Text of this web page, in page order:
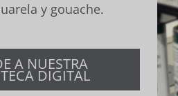
y gouache.
A NUESTRA
DIGITAL